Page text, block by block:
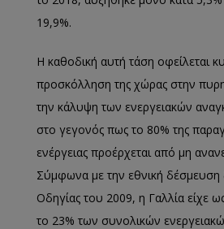
19,9%.
Η καθοδική αυτή τάση οφείλεται
προσκόλληση της χώρας στην
την κάλυψη των ενεργειακών
στο γεγονός πως το 80% της
ενέργειας προέρχεται από μη
Σύμφωνα με την εθνική δέσμευση
Οδηγίας του 2009, η Γαλλία είχε
το 23% των συνολικών